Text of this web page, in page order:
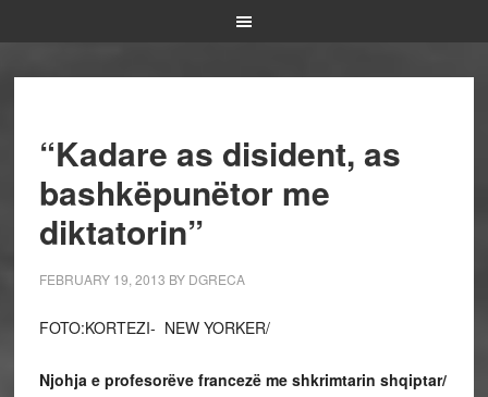
“Kadare as disident, as
bashkëpunëtor me
diktatorin”
FEBRUARY 19, 2013 BY DGRECA
FOTO:KORTEZI- NEW YORKER/
Njohja e profesorëve francezë me shkrimtarin shqiptar/